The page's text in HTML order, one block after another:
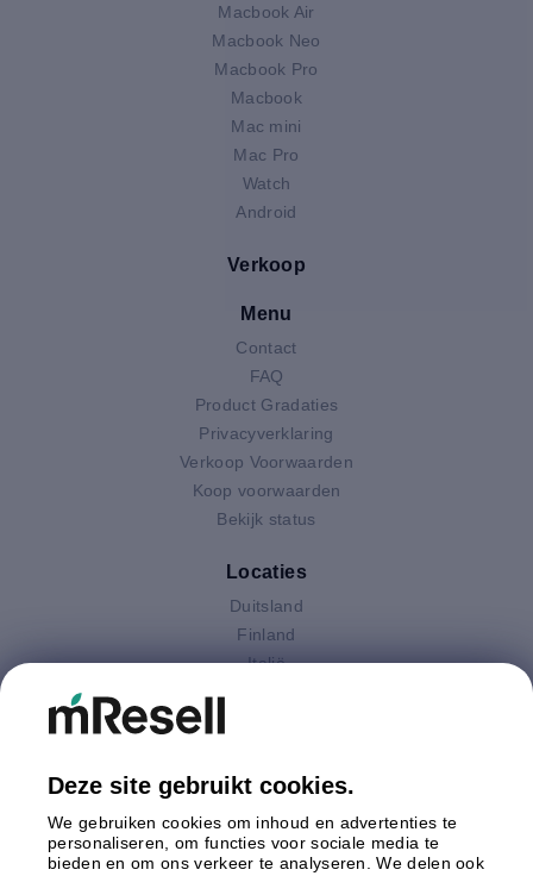
Macbook Air
Macbook Neo
Macbook Pro
Macbook
Mac mini
Mac Pro
Watch
Android
Verkoop
Menu
Contact
FAQ
Product Gradaties
Privacyverklaring
Verkoop Voorwaarden
Koop voorwaarden
Bekijk status
Locaties
Duitsland
Finland
Italië
Spanje
Zweden
Deze site gebruikt cookies.
We gebruiken cookies om inhoud en advertenties te
personaliseren, om functies voor sociale media te
bieden en om ons verkeer te analyseren. We delen ook